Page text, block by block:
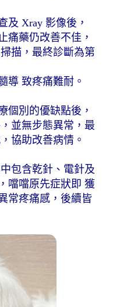
及 Xray 影像後，
痛藥仍改善不佳，
描，最終診斷為第
導 致疼痛難耐。
個別的優缺點後，
並無步態異常，最
協助改善病情。
包含乾針、電針及
噹噹原先症狀即 獲
常疼痛感，後續皆